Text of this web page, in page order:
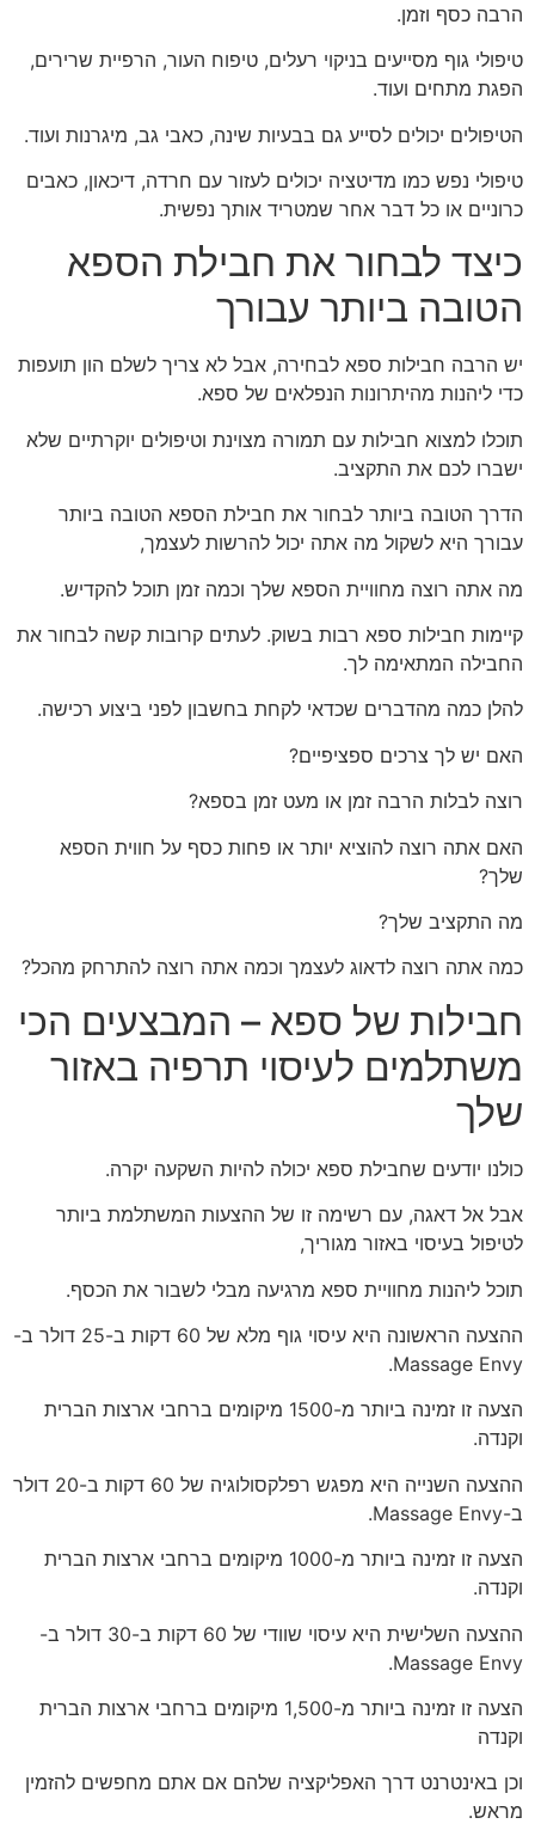
הרבה כסף וזמן.
טיפולי גוף מסייעים בניקוי רעלים, טיפוח העור, הרפיית שרירים,
הפגת מתחים ועוד.
הטיפולים יכולים לסייע גם בבעיות שינה, כאבי גב, מיגרנות ועוד.
טיפולי נפש כמו מדיטציה יכולים לעזור עם חרדה, דיכאון, כאבים
כרוניים או כל דבר אחר שמטריד אותך נפשית.
כיצד לבחור את חבילת הספא
הטובה ביותר עבורך
יש הרבה חבילות ספא לבחירה, אבל לא צריך לשלם הון תועפות
כדי ליהנות מהיתרונות הנפלאים של ספא.
תוכלו למצוא חבילות עם תמורה מצוינת וטיפולים יוקרתיים שלא
ישברו לכם את התקציב.
הדרך הטובה ביותר לבחור את חבילת הספא הטובה ביותר
עבורך היא לשקול מה אתה יכול להרשות לעצמך,
מה אתה רוצה מחוויית הספא שלך וכמה זמן תוכל להקדיש.
קיימות חבילות ספא רבות בשוק. לעתים קרובות קשה לבחור את
החבילה המתאימה לך.
להלן כמה מהדברים שכדאי לקחת בחשבון לפני ביצוע רכישה.
האם יש לך צרכים ספציפיים?
רוצה לבלות הרבה זמן או מעט זמן בספא?
האם אתה רוצה להוציא יותר או פחות כסף על חווית הספא
שלך?
מה התקציב שלך?
כמה אתה רוצה לדאוג לעצמך וכמה אתה רוצה להתרחק מהכל?
חבילות של ספא – המבצעים הכי
משתלמים לעיסוי תרפיה באזור
שלך
כולנו יודעים שחבילת ספא יכולה להיות השקעה יקרה.
אבל אל דאגה, עם רשימה זו של ההצעות המשתלמת ביותר
לטיפול בעיסוי באזור מגוריך,
תוכל ליהנות מחוויית ספא מרגיעה מבלי לשבור את הכסף.
ההצעה הראשונה היא עיסוי גוף מלא של 60 דקות ב-25 דולר ב-
Massage Envy.
הצעה זו זמינה ביותר מ-1500 מיקומים ברחבי ארצות הברית
וקנדה.
ההצעה השנייה היא מפגש רפלקסולוגיה של 60 דקות ב-20 דולר
ב-Massage Envy.
הצעה זו זמינה ביותר מ-1000 מיקומים ברחבי ארצות הברית
וקנדה.
ההצעה השלישית היא עיסוי שוודי של 60 דקות ב-30 דולר ב-
Massage Envy.
הצעה זו זמינה ביותר מ-1,500 מיקומים ברחבי ארצות הברית
וקנדה
וכן באינטרנט דרך האפליקציה שלהם אם אתם מחפשים להזמין
מראש.